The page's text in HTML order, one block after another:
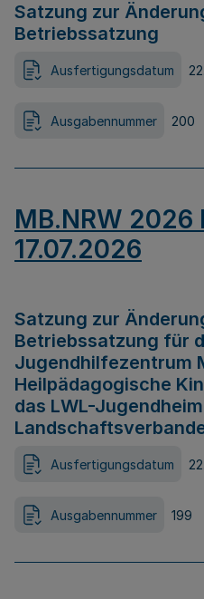
Satzung zur
Betriebssatzung
Ausfertigungsdatum
Ausgabennummer 200
MB.NRW 2026
17.07.2026
Satzung zur
Betriebssatzung für
Jugendhilfezentrum
Heilpädagogische
das LWL-
Ausfertigungsdatum
Ausgabennummer 199